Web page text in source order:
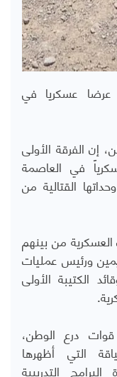
عرضا عسكريا في
إن الفرقة الأولى
في العاصمة
القتالية من
من بينهم
ورئيس عمليات
الكتيبة الأولى
درع الوطن،
التي أظهرها
التدريبية